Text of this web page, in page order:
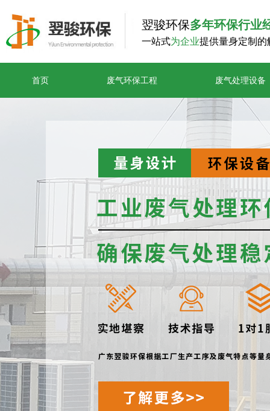
首页 废气环保工程 废气处理设备
翌骏环保多年环保行业
一站式为企业提供量身定制的